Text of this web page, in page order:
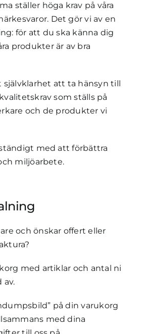
ställer höga krav på våra
Det gör vi av en
för att du ska känna dig
produkter är av bra
självklarhet att ta hänsyn till
som ställs på
och de produkter vi
med att förbättra
miljöarbete.
och önskar offert eller
med artiklar och antal ni
av.
på din varukorg
med dina